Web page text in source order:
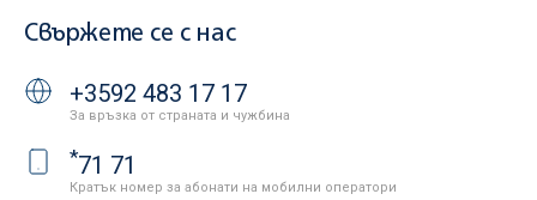
Свържете се с нас
+3592 483 17 17
За връзка от страната и чужбина
*71 71
Кратък номер за абонати на мобилни оператори